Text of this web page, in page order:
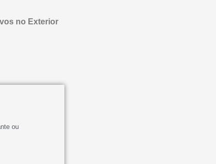
no Exterior
ou